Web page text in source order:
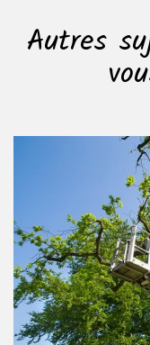
Autres